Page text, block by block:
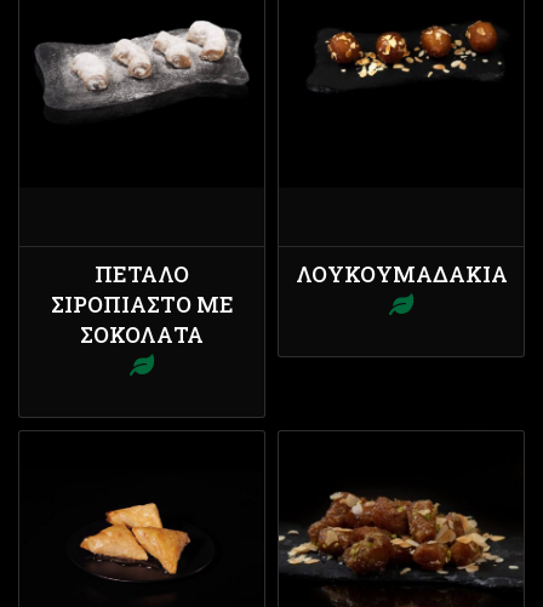
ΠΈΤΑΛΟ
ΣΙΡΟΠΙΑΣΤΌ ΜΕ
ΣΟΚΟΛΆΤΑ
ΛΟΥΚΟΥΜΑΔΆΚΙΑ